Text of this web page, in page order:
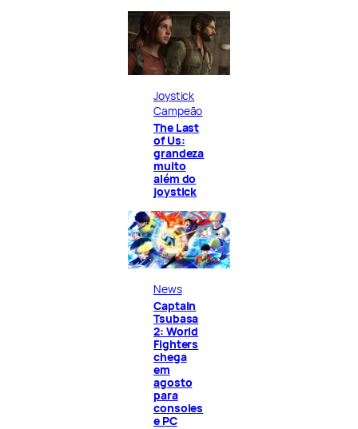
Joystick
Campeão
The Last
of Us:
grandeza
muito
além do
joystick
News
Captain
Tsubasa
2: World
Fighters
chega
em
agosto
para
consoles
e PC